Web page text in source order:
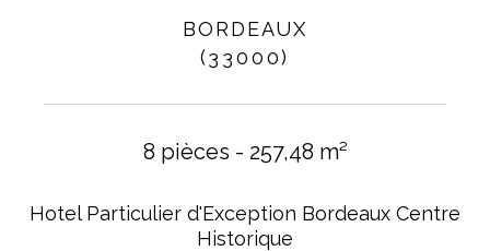
BORDEAUX
(33000)
8 pièces - 257,48 m²
Hotel Particulier d'Exception Bordeaux Centre
Historique